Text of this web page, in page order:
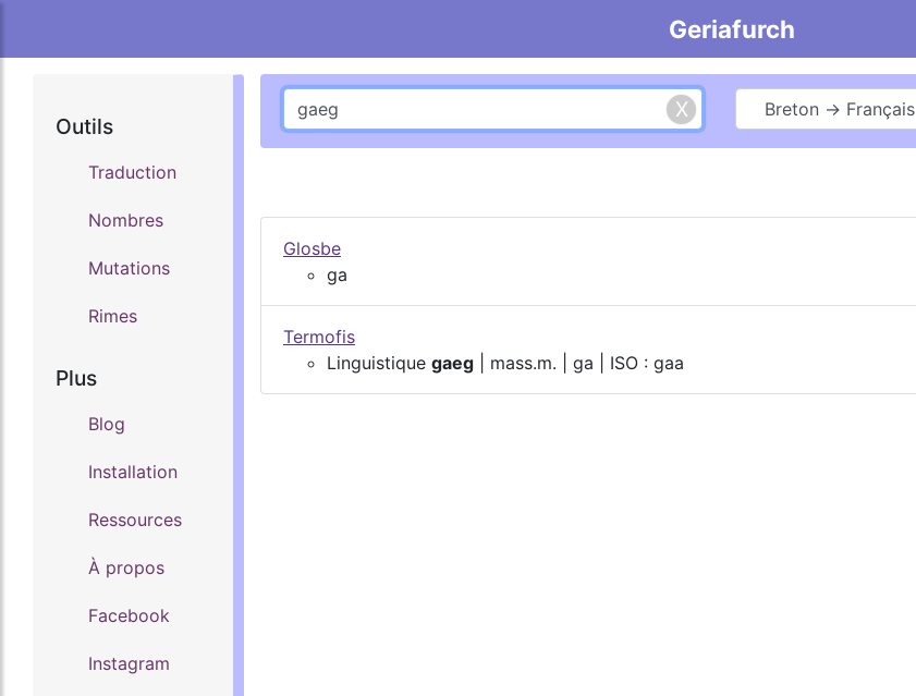
Geriafurch
Outils
Traduction
Nombres
Mutations
Rimes
Plus
Blog
Installation
Ressources
À propos
Facebook
Instagram
Breton → Français
Glosbe
ga
Termofis
Linguistique gaeg | mass.m. | ga | ISO : gaa